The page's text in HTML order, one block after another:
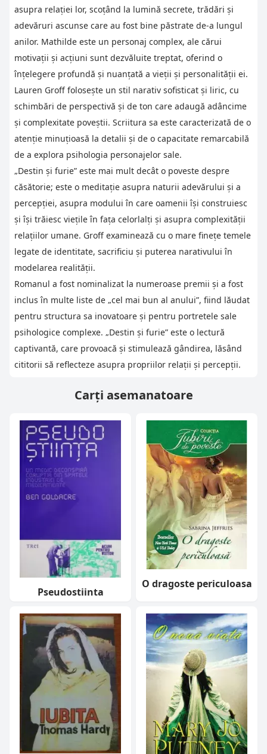
asupra relației lor, scoțând la lumină secrete, trădări și
adevăruri ascunse care au fost bine păstrate de-a lungul
anilor. Mathilde este un personaj complex, ale cărui
motivații și acțiuni sunt dezvăluite treptat, oferind o
înțelegere profundă și nuanțată a vieții și personalității ei.
Lauren Groff folosește un stil narativ sofisticat și liric, cu
schimbări de perspectivă și de ton care adaugă adâncime
și complexitate poveștii. Scriitura sa este caracterizată de o
atenție minuțioasă la detalii și de o capacitate remarcabilă
de a explora psihologia personajelor sale.
„Destin și furie” este mai mult decât o poveste despre
căsătorie; este o meditație asupra naturii adevărului și a
percepției, asupra modului în care oamenii își construiesc
și își trăiesc viețile în fața celorlalți și asupra complexității
relațiilor umane. Groff examinează cu o mare finețe temele
legate de identitate, sacrificiu și puterea narativului în
modelarea realității.
Romanul a fost nominalizat la numeroase premii și a fost
inclus în multe liste de „cel mai bun al anului”, fiind lăudat
pentru structura sa inovatoare și pentru portretele sale
psihologice complexe. „Destin și furie” este o lectură
captivantă, care provoacă și stimulează gândirea, lăsând
cititorii să reflecteze asupra propriilor relații și percepții.
Carți asemanatoare
Pseudostiinta
O dragoste periculoasa